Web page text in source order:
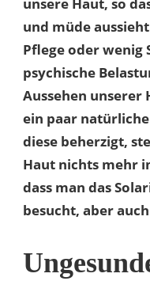
und müde
Pflege oder wenig
psychische
Aussehen unserer
ein paar natürliche
diese beherzigt,
Haut nichts mehr
dass man das
besucht, aber